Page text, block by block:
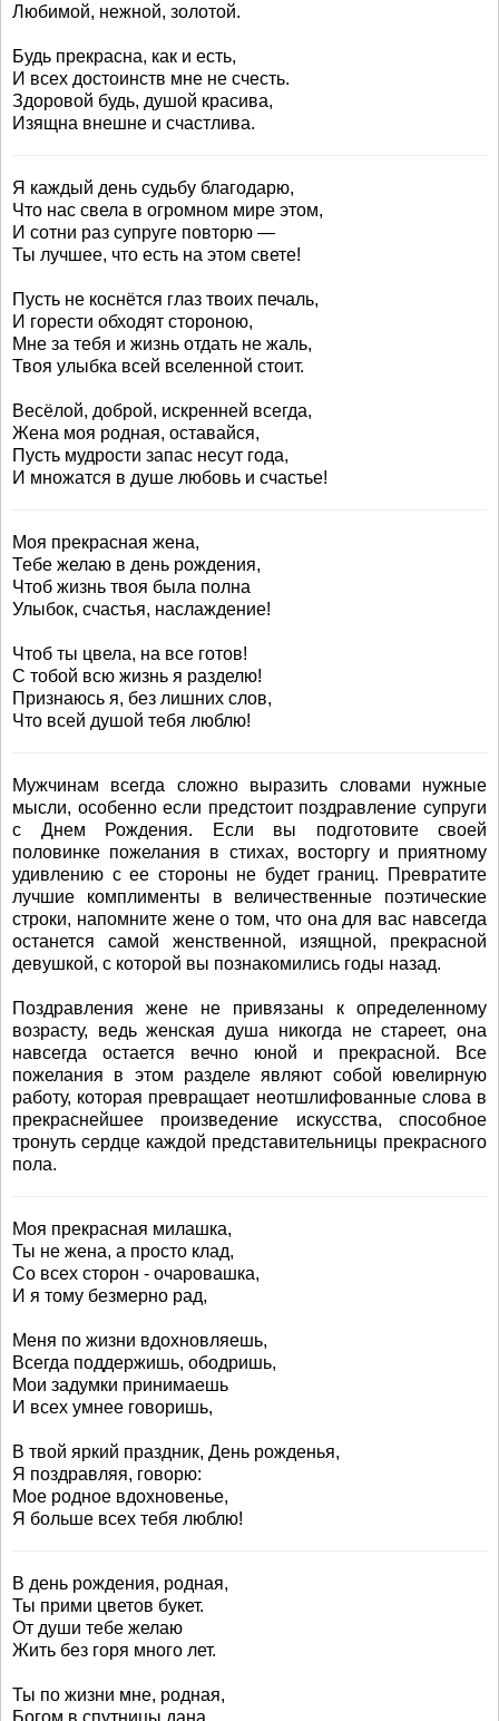
Любимой, нежной, золотой.
Будь прекрасна, как и есть,
И всех достоинств мне не счесть.
Здоровой будь, душой красива,
Изящна внешне и счастлива.
Я каждый день судьбу благодарю,
Что нас свела в огромном мире этом,
И сотни раз супруге повторю —
Ты лучшее, что есть на этом свете!
Пусть не коснётся глаз твоих печаль,
И горести обходят стороною,
Мне за тебя и жизнь отдать не жаль,
Твоя улыбка всей вселенной стоит.
Весёлой, доброй, искренней всегда,
Жена моя родная, оставайся,
Пусть мудрости запас несут года,
И множатся в душе любовь и счастье!
Моя прекрасная жена,
Тебе желаю в день рождения,
Чтоб жизнь твоя была полна
Улыбок, счастья, наслаждение!
Чтоб ты цвела, на все готов!
С тобой всю жизнь я разделю!
Признаюсь я, без лишних слов,
Что всей душой тебя люблю!
Мужчинам всегда сложно выразить словами нужные
мысли, особенно если предстоит поздравление супруги
с Днем Рождения. Если вы подготовите своей
половинке пожелания в стихах, восторгу и приятному
удивлению с ее стороны не будет границ. Превратите
лучшие комплименты в величественные поэтические
строки, напомните жене о том, что она для вас навсегда
останется самой женственной, изящной, прекрасной
девушкой, с которой вы познакомились годы назад.
Поздравления жене не привязаны к определенному
возрасту, ведь женская душа никогда не стареет, она
навсегда остается вечно юной и прекрасной. Все
пожелания в этом разделе являют собой ювелирную
работу, которая превращает неотшлифованные слова в
прекраснейшее произведение искусства, способное
тронуть сердце каждой представительницы прекрасного
пола.
Моя прекрасная милашка,
Ты не жена, а просто клад,
Со всех сторон - очаровашка,
И я тому безмерно рад,
Меня по жизни вдохновляешь,
Всегда поддержишь, ободришь,
Мои задумки принимаешь
И всех умнее говоришь,
В твой яркий праздник, День рожденья,
Я поздравляя, говорю:
Мое родное вдохновенье,
Я больше всех тебя люблю!
В день рождения, родная,
Ты прими цветов букет.
От души тебе желаю
Жить без горя много лет.
Ты по жизни мне, родная,
Богом в спутницы дана.